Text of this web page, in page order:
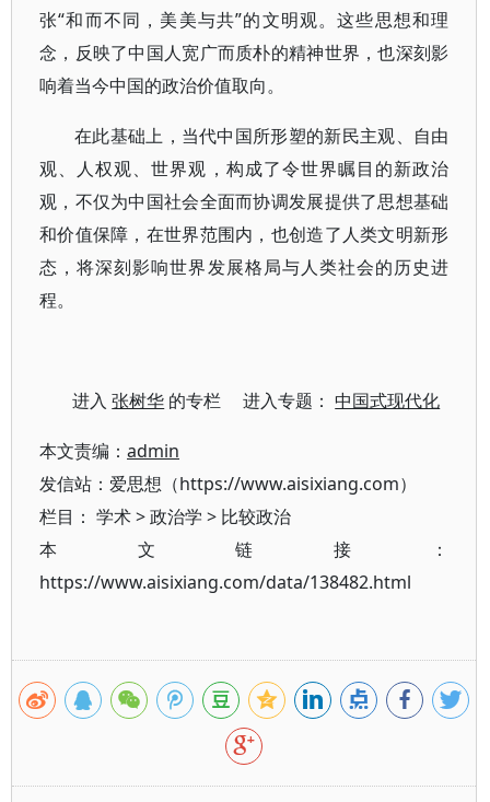
张“和而不同，美美与共”的文明观。这些思想和理
念，反映了中国人宽广而质朴的精神世界，也深刻影
响着当今中国的政治价值取向。
在此基础上，当代中国所形塑的新民主观、自由
观、人权观、世界观，构成了令世界瞩目的新政治
观，不仅为中国社会全面而协调发展提供了思想基础
和价值保障，在世界范围内，也创造了人类文明新形
态，将深刻影响世界发展格局与人类社会的历史进
程。
进入张树华 的专栏 进入专题：中国式现代化
本文责编： admin
发信站：爱思想（https://www.aisixiang.com）
栏目： 学术>政治学 > 比较政治
本文链接：
https://www.aisixiang.com/data/138482.html